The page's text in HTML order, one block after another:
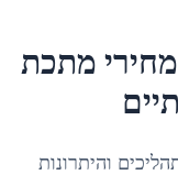
מחירי מתכת
והיתרונות